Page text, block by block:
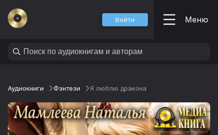
Войти Меню
Аудиокниги Фэнтези Я люблю дракона